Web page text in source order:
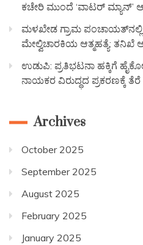
ಕಚೇರಿ ಮುಂದೆ ‘ವಾಟರ್ ಮ್ಯಾನ್’
ಮಳಖೇಡ ಗ್ರಾಮ
ಮೇಲ್ವಿಚಾರಕಿಯ ಆತ್ಮಹತ್ಯೆ: ತನಿಖೆ
ಉಡುಪಿ: ಪ್ರತಿಭಟನಾ ಹಕ್ಕಿಗೆ
ನಾಯಕರ ವಿರುದ್ಧದ ಪ್ರಕರಣಕ್ಕೆ ತೆರೆ
Archives
October 2025
September 2025
August 2025
February 2025
January 2025